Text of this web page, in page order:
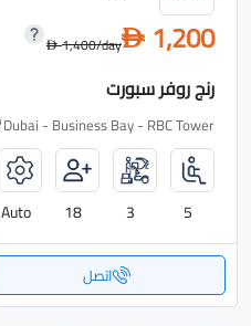
D 1,200
D1,400/day
رنج روفر سبورت
Dubai - Business Bay - RBC Tower
5
3
18
Auto
اتصل